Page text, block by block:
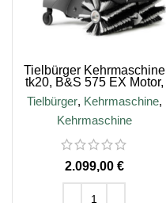
Tielbürger Kehrmaschine
tk20, B&S 575 EX Motor,
Meteorsilber
Tielbürger, Kehrmaschine,
Kehrmaschine
€